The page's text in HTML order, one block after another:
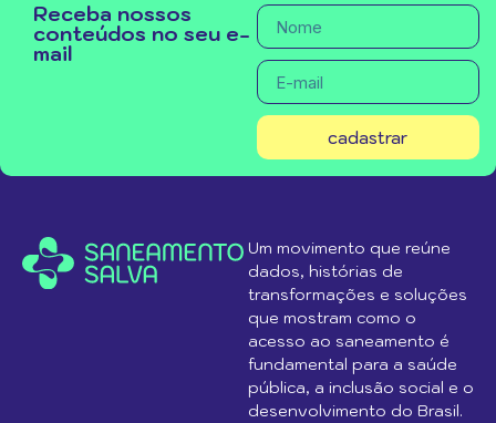
Receba nossos
conteúdos no seu e-
mail
cadastrar
Um movimento que reúne
dados, histórias de
transformações e soluções
que mostram como o
acesso ao saneamento é
fundamental para a saúde
pública, a inclusão social e o
desenvolvimento do Brasil.